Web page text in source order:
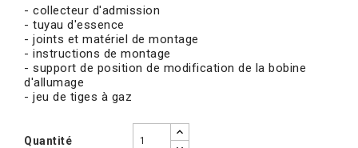
- collecteur d'admission
- tuyau d'essence
- joints et matériel de montage
- instructions de montage
- support de position de modification de la bobine
d'allumage
- jeu de tiges à gaz
Quantité